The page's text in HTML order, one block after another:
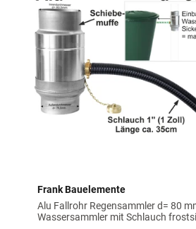
Frank Bauelemente
Alu Fallrohr Regensammler d= 80
Wassersammler mit Schlauch